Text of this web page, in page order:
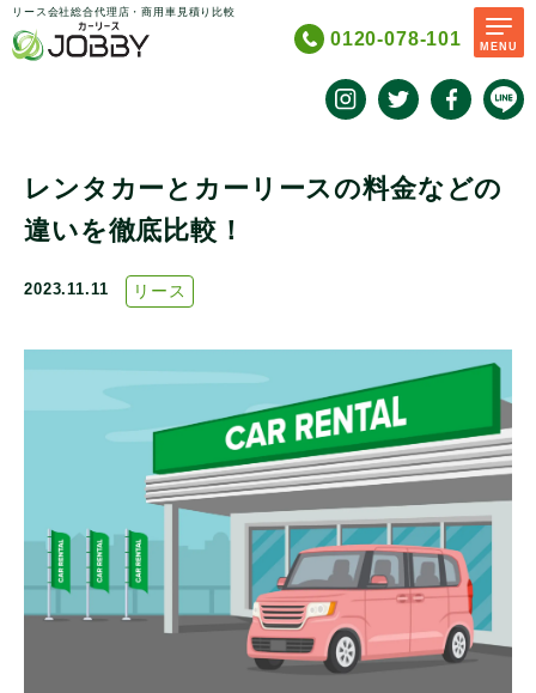
リース会社総合代理店・商用車見積り比較
0120-078-101 MENU
レンタカーとカーリースの料金などの
違いを徹底比較！
2023.11.11 リース